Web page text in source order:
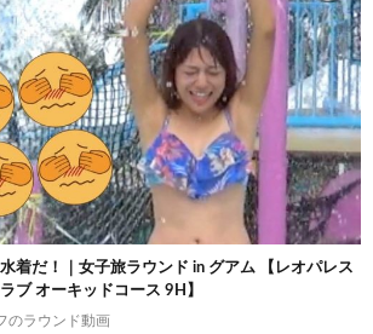
着だ！｜女子旅ラウンド in グアム 【レオパレス
ブ オーキッドコース 9H】
のラウンド動画